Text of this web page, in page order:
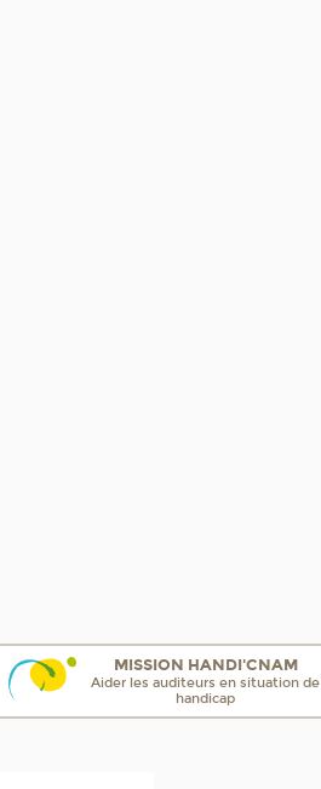
MISSION HANDI'CNAM
Aider les auditeurs en situation de
handicap